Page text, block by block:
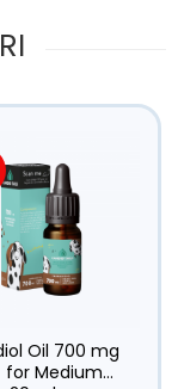
Oil 700 mg
for Medium